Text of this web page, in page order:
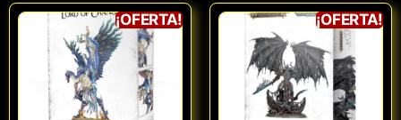
¡OFERTA! ¡OFERTA!